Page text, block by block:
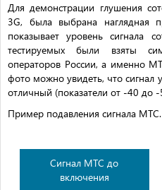
Для демонстрации глушения
3G, была выбрана наглядная
показывает уровень сигнала
тестируемых были взяты
операторов России, а именно
фото можно увидеть, что сигнал
отличный (показатели от -40 до
Пример подавления сигнала МТС.
Сигнал МТС до
включения